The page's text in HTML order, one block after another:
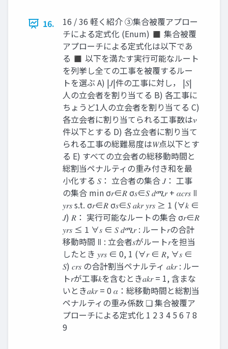
16.
16 / 36 軽く紹介 ③集合被覆アプロー
チによる定式化 (Enum) ◼ 集合被覆
アプローチによる定式化は以下であ
る ◼ 以下を満たす実行可能なルート
を列挙し全ての工事を被覆するルー
トを選ぶ A) |𝐽|件の工事に対し， |𝑆|
人の立会者を割り当てる B) 各工事に
ちょうど1人の立会者を割り当てる C)
各立会者に割り当てられる工事数は𝜈
件以下とする D) 各立会者に割り当て
られる工事の総難易度は𝑊点以下とす
る E) すべての立会者の総移動時間と
総割当ペナルティの重み付き和を最
小化する 𝑆： 立合者の集合 𝐽： 工事
の集合 min σ𝑟∈𝑅 σ𝑠∈𝑆 𝑑ሚ𝑟 + 𝛼𝑐𝑟𝑠 ǁ
𝑦𝑟𝑠 s.t. σ𝑟∈𝑅 σ𝑠∈𝑆 𝑎𝑘𝑟 𝑦𝑟𝑠 ≥ 1 (∀𝑘 ∈
𝐽) 𝑅： 実行可能なルートの集合 σ𝑟∈𝑅
𝑦𝑟𝑠 ≤ 1 ∀𝑠 ∈ 𝑆 𝑑ሚ𝑟 : ルート𝑟の合計
移動時間 ǁ : 立会者𝑠がルート𝑟を担当
したとき 𝑦𝑟𝑠 ∈ 0, 1 (∀𝑟 ∈ 𝑅, ∀𝑠 ∈
𝑆) 𝑐𝑟𝑠 の合計割当ペナルティ 𝑎𝑘𝑟 : ルー
ト𝑟が工事𝑘を含むとき𝑎𝑘𝑟 = 1, 含まな
いとき𝑎𝑘𝑟 = 0 𝛼：総移動時間と総割当
ペナルティの重み係数 ❏ 集合被覆ア
プローチによる定式化 1 2 3 4 5 6 7 8
9